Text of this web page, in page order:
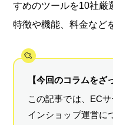
すめのツールを10社厳
特徴や機能、料金など
【今回のコラムをざ
この記事では、EC
インショップ運営に